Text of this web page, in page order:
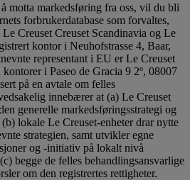
motta markedsføring fra oss, vil du bli
forbrukerdatabase som forvaltes,
Creuset Creuset Scandinavia og Le
kontor i Neuhofstrasse 4, Baar,
representant i EU er Le Creuset
i Paseo de Gracia 9 2º, 08007
på en avtale om felles
innebærer at (a) Le Creuset
generelle markedsføringsstrategi og
lokale Le Creuset-enheter drar nytte
strategien, samt utvikler egne
og -initiativ på lokalt nivå
begge de felles behandlingsansvarlige
om den registrertes rettigheter.